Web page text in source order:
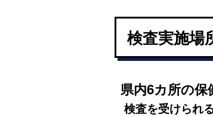
検査実施場
県内6カ所の
検査を受けられ